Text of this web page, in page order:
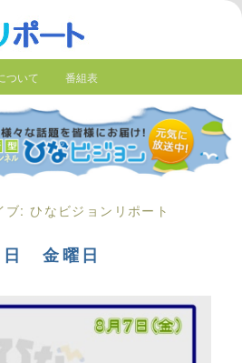
ついて 番組表
ブ:ひなビジョンリポート
金曜日